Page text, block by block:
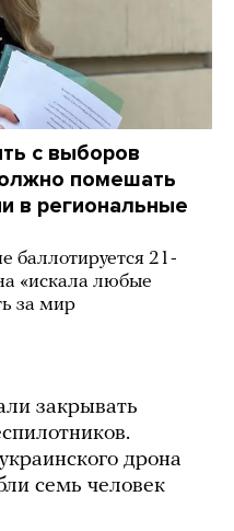
с выборов
помешать
в региональные
баллотируется 21-
«искала любые
за мир
закрывать
дрона
семь человек